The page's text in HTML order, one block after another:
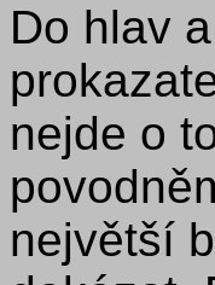
Do hlav
nejde o
největší